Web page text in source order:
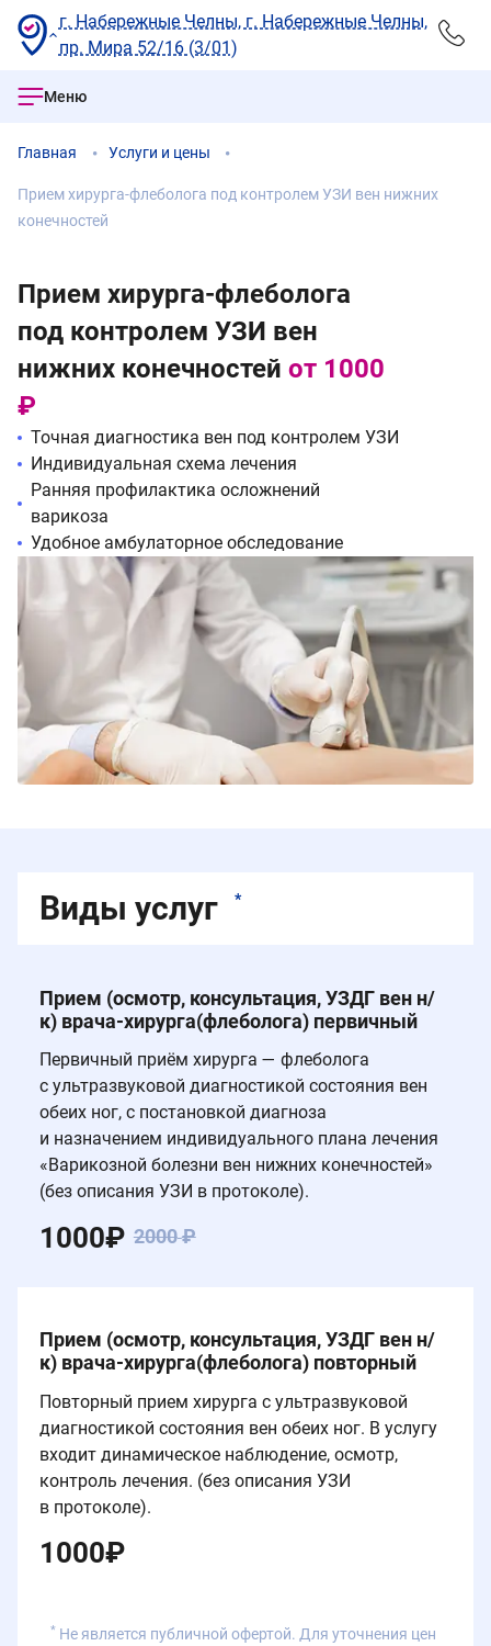
г. Набережные Челны, г. Набережные Челны,
пр. Мира 52/16 (3/01)
Меню
Главная Услуги и цены
Прием хирурга-флеболога под контролем УЗИ вен нижних
конечностей
Прием хирурга-флеболога
под контролем УЗИ вен
нижних конечностей от 1000
₽
Точная диагностика вен под контролем УЗИ
Индивидуальная схема лечения
Ранняя профилактика осложнений
варикоза
Удобное амбулаторное обследование
Виды услуг *
Прием (осмотр, консультация, УЗДГ вен н/
к) врача-хирурга(флеболога) первичный
Первичный приём хирурга — флеболога
с ультразвуковой диагностикой состояния вен
обеих ног, с постановкой диагноза
и назначением индивидуального плана лечения
«Варикозной болезни вен нижних конечностей»
(без описания УЗИ в протоколе).
1000₽ 2000₽
Прием (осмотр, консультация, УЗДГ вен н/
к) врача-хирурга(флеболога) повторный
Повторный прием хирурга с ультразвуковой
диагностикой состояния вен обеих ног. В услугу
входит динамическое наблюдение, осмотр,
контроль лечения. (без описания УЗИ
в протоколе).
1000₽
* Не является публичной офертой. Для уточнения цен